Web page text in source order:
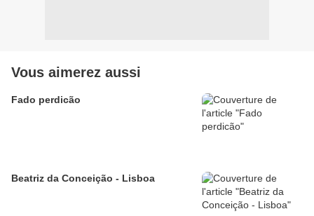
Vous aimerez aussi
Fado perdicão
Beatriz da Conceição - Lisboa